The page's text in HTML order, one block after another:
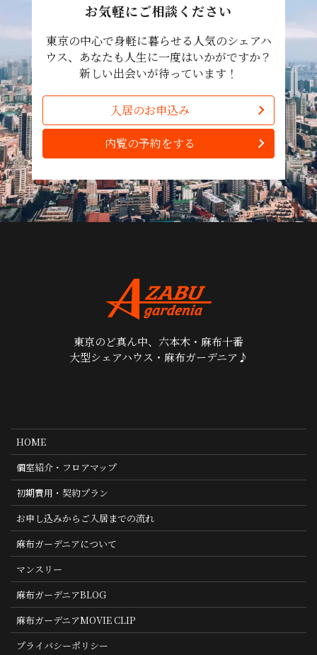
お気軽にご相談ください
東京の中心で身軽に暮らせる人気のシェアハ
ウス、あなたも人生に一度はいかがですか？
新しい出会いが待っています！
入居のお申込み
内覧の予約をする
東京のど真ん中、六本木・麻布十番
大型シェアハウス・麻布ガーデニア♪
HOME
個室紹介・フロアマップ
初期費用・契約プラン
お申し込みからご入居までの流れ
麻布ガーデニアについて
マンスリー
麻布ガーデニアBLOG
麻布ガーデニアMOVIE CLIP
プライバシーポリシー